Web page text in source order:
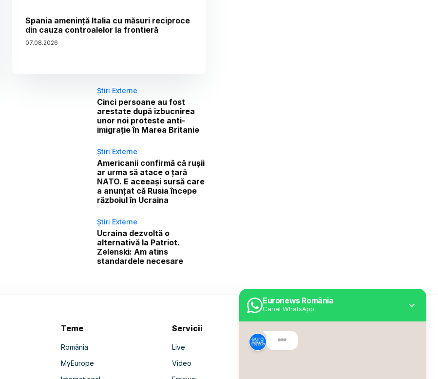
Euronews România
Canal WhatsApp
Spania amenință Italia cu măsuri reciproce
din cauza controalelor la frontieră
07.08.2026
Știri Externe
Cinci persoane au fost
arestate după izbucnirea
unor noi proteste anti-
imigrație în Marea Britanie
Știri Externe
Americanii confirmă că rușii
ar urma să atace o țară
NATO. E aceeași sursă care
a anunțat că Rusia începe
războiul în Ucraina
Știri Externe
Ucraina dezvoltă o
alternativă la Patriot.
Zelenski: Am atins
standardele necesare
Teme
România
MyEurope
Servicii
Live
Video
Despre Euronews